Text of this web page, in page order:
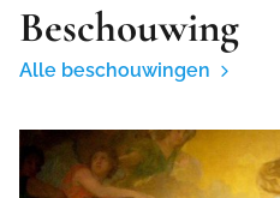
Beschouwing
Alle beschouwingen